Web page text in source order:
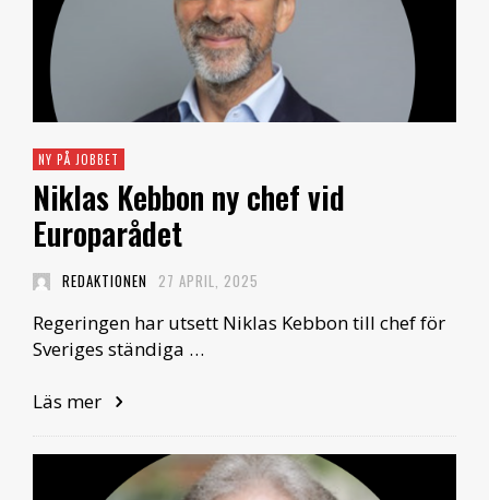
NY PÅ JOBBET
Niklas Kebbon ny chef vid
Europarådet
REDAKTIONEN 27 APRIL, 2025
Regeringen har utsett Niklas Kebbon till chef för
Sveriges ständiga …
Läs mer